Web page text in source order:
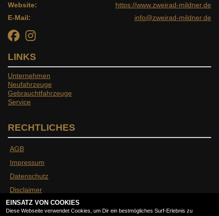
Website:
https://www.zweirad-mildner.de
E-Mail:
info@zweirad-mildner.de
LINKS
Unternehmen
Neufahrzeuge
Gebrauchtfahrzeuge
Service
RECHTLICHES
AGB
Impressum
Datenschutz
Disclaimer
Barrierefreiheit
EINSATZ VON COOKIES
Diese Webseite verwendet Cookies, um Dir ein bestmögliches Surf-Erlebnis zu